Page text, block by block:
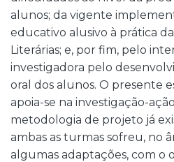
alunos; da vigente
educativo alusivo à prática
Literárias; e, por fim, pelo
investigadora pelo
oral dos alunos. O presente
apoia-se na investigação-
metodologia de projeto já
ambas as turmas sofreu, no
algumas adaptações, com o